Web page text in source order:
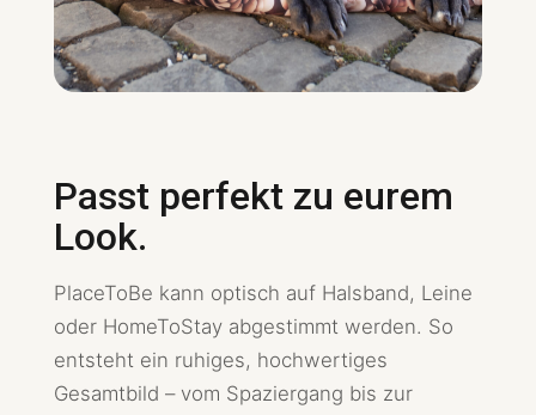
Passt perfekt zu eurem
Look.
PlaceToBe kann optisch auf Halsband, Leine
oder HomeToStay abgestimmt werden. So
entsteht ein ruhiges, hochwertiges
Gesamtbild – vom Spaziergang bis zur